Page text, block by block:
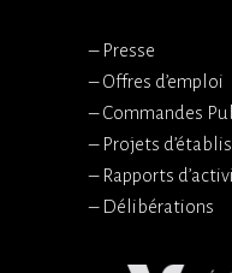
– Presse
–Offres d’emploi
–Commandes
– Projets
– Rapports
– Délibérations